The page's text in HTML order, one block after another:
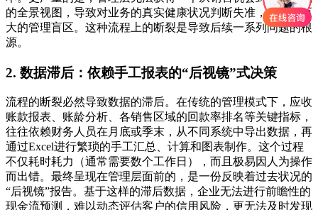
的全景视图，导致对业务的真实健康状况判断失准，形成了巨
大的管理盲区。这种流程上的断裂是导致后续一系列问题的根
源。
2. 数据滞后：依赖手工报表的“后视镜”式决策
流程的断裂必然导致数据的滞后。在传统的管理模式下，应收
账款报表、账龄分析、各销售区域的回款率排名等关键指标，
往往依赖财务人员在月底或季末，从不同系统中导出数据，再
通过Excel进行繁琐的手工汇总、计算和图表制作。这个过程
不仅耗时耗力（通常需要数个工作日），而且极易因人为操作
而出错。最终呈现在管理层面前的，是一份反映着过去状况的
“后视镜”报告。基于这样的滞后数据，企业无法进行前瞻性的
现金流预测，难以动态评估客户的信用风险，更无法及时发现